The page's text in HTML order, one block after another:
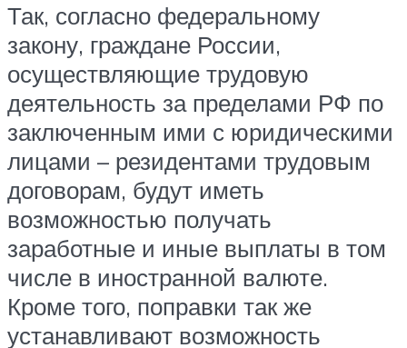
Так, согласно федеральному
закону, граждане России,
осуществляющие трудовую
деятельность за пределами РФ по
заключенным ими с юридическими
лицами – резидентами трудовым
договорам, будут иметь
возможностью получать
заработные и иные выплаты в том
числе в иностранной валюте.
Кроме того, поправки так же
устанавливают возможность